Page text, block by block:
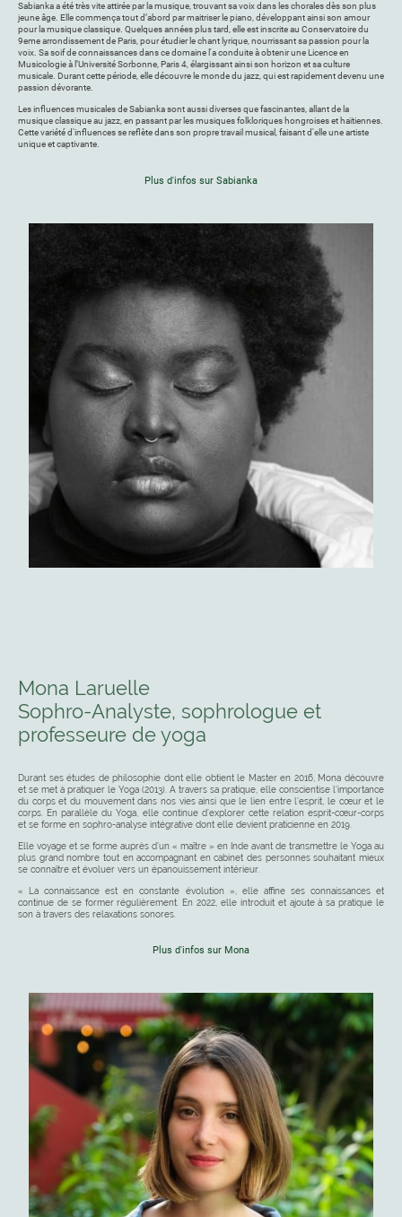
Sabianka a été très vite attirée par la musique, trouvant sa voix dans les chorales dès son plus
jeune âge. Elle commença tout d’abord par maitriser le piano, développant ainsi son amour
pour la musique classique. Quelques années plus tard, elle est inscrite au Conservatoire du
9eme arrondissement de Paris, pour étudier le chant lyrique, nourrissant sa passion pour la
voix. Sa soif de connaissances dans ce domaine l'a conduite à obtenir une Licence en
Musicologie à l’Université Sorbonne, Paris 4, élargissant ainsi son horizon et sa culture
musicale. Durant cette période, elle découvre le monde du jazz, qui est rapidement devenu une
passion dévorante.
Les influences musicales de Sabianka sont aussi diverses que fascinantes, allant de la
musique classique au jazz, en passant par les musiques folkloriques hongroises et haïtiennes.
Cette variété d'influences se reflète dans son propre travail musical, faisant d'elle une artiste
unique et captivante.
Plus d'infos sur Sabianka
Mona Laruelle
Sophro-Analyste, sophrologue et
professeure de yoga
Durant ses études de philosophie dont elle obtient le Master en 2016, Mona découvre
et se met à pratiquer le Yoga (2013). A travers sa pratique, elle conscientise l’importance
du corps et du mouvement dans nos vies ainsi que le lien entre l’esprit, le cœur et le
corps. En parallèle du Yoga, elle continue d’explorer cette relation esprit-cœur-corps
et se forme en sophro-analyse intégrative dont elle devient praticienne en 2019.
Elle voyage et se forme auprès d’un « maître » en Inde avant de transmettre le Yoga au
plus grand nombre tout en accompagnant en cabinet des personnes souhaitant mieux
se connaître et évoluer vers un épanouissement intérieur.
« La connaissance est en constante évolution », elle affine ses connaissances et
continue de se former régulièrement. En 2022, elle introduit et ajoute à sa pratique le
son à travers des relaxations sonores.
Plus d'infos sur Mona